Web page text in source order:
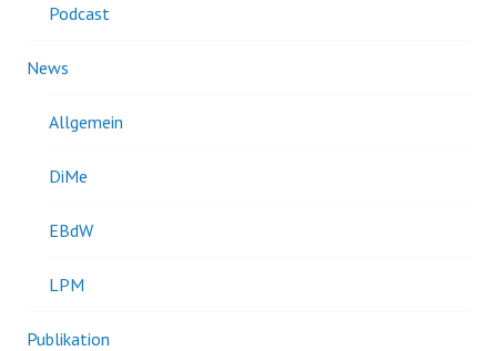
Podcast
News
Allgemein
DiMe
EBdW
LPM
Publikation